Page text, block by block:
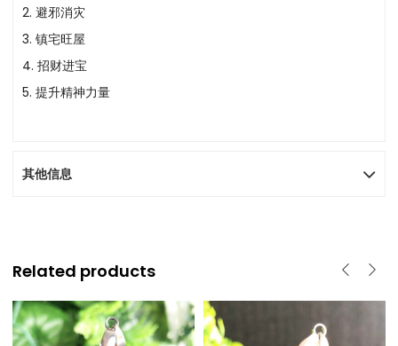
2. 避邪消灾
3. 镇宅旺屋
4. 招财进宝
5. 提升精神力量
其他信息
Related products